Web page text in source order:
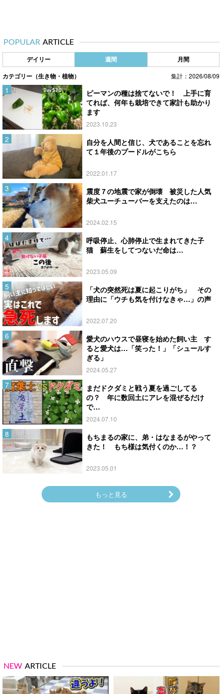
POPULAR ARTICLE
デイリー 週間 月間
カテゴリー（生き物・植物） 集計：2026/08/09
ピーマンの種は捨てないで！ 上手に育
てれば、何年も栽培できて家計も助かり
ます
2023.10.23
自分を人間と信じ、犬であることを忘れ
て１年後のプードルがこちら
2022.01.17
震度７の地震で家が倒壊 被災した人気
柴犬ユーチューバーを支えたのは…
2024.02.15
呼吸停止、心肺停止で生まれてきた子
猫 蘇生をしてつないだ命は…
2023.05.09
「犬の突然死は夏に起こりがち」 その
理由に「ウチも気を付けなきゃ…」の声
2022.07.20
愛犬のハウスで昼寝を始めた飼い主 す
ると愛犬は…「笑った！」「シュールす
ぎる」
2024.05.27
まだドクダミと戦う夏を過ごしてる
の？ 年に数回土にアレを混ぜるだけ
で…
2024.07.10
もちまるの家に、弟・はなまるがやって
きた！ もち様は気付くのか…！？
2023.05.01
もっと見る
NEW ARTICLE